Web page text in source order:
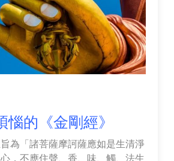
的《金剛經》
旨為「諸菩薩摩訶薩應如是生清淨
，不應住聲、香、味、觸、法生